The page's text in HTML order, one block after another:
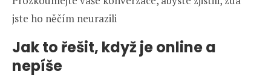
jste ho něčím neurazili
Jak to řešit, když je online a
nepíše